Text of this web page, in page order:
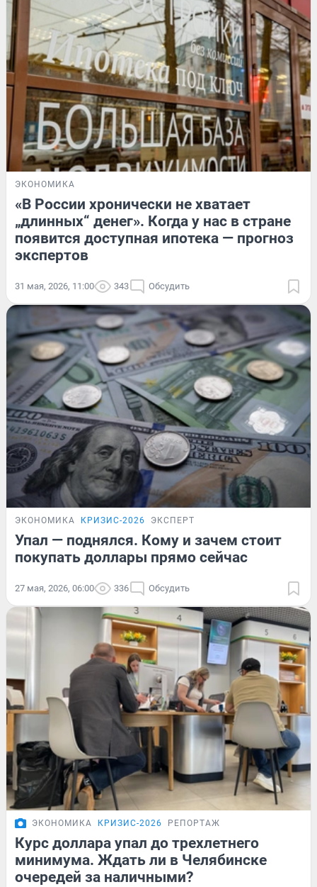
ЭКОНОМИКА
«В России хронически не хватает
„длинных“ денег». Когда у нас в стране
появится доступная ипотека — прогноз
экспертов
31 мая, 2026, 11:00 343 Обсудить
ЭКОНОМИКА КРИЗИС-2026 ЭКСПЕРТ
Упал — поднялся. Кому и зачем стоит
покупать доллары прямо сейчас
27 мая, 2026, 06:00 336 Обсудить
ЭКОНОМИКА КРИЗИС-2026 РЕПОРТАЖ
Курс доллара упал до трехлетнего
минимума. Ждать ли в Челябинске
очередей за наличными?